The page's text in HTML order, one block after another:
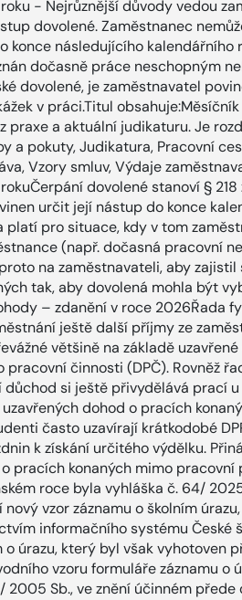
- Nejrůznější důvody vedou
dovolené. Zaměstnanec
konce následujícího kalendářního
dočasně práce neschopným
dovolené, je zaměstnavatel
v práci.Titul
praxe a aktuální judikaturu. Je
a pokuty, Judikatura, Pracovní
Vzory smluv, Výdaje
dovolené stanoví §
určit její nástup do konce
platí pro situace, kdy v tom
(např. dočasná pracovní
na zaměstnavateli, aby
tak, aby dovolená mohla být
– zdanění v roce 2026Řada
ještě další příjmy ze
většině na základě
pracovní činnosti (DPČ). Rovněž
si ještě přivydělává prací
dohod o pracích
často uzavírají krátkodobé
k získání určitého výdělku.
pracích konaných mimo pracovní
roce byla vyhláška č. 64/
vzor záznamu o školním
informačního systému České
o úrazu, který byl však vyhotoven
vzoru formuláře záznamu o
Sb., ve znění účinném přede